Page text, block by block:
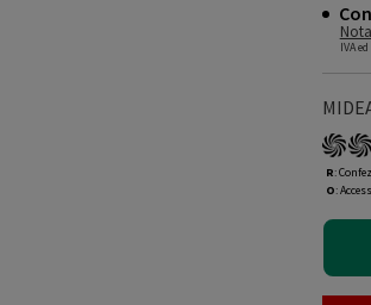
IVA
R:
O: